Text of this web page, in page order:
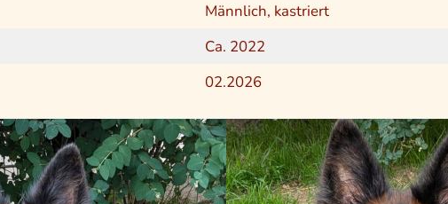
Männlich, kastriert
Ca. 2022
02.2026